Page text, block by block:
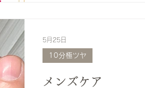
メンズケア
10分極ツヤ
5月25日